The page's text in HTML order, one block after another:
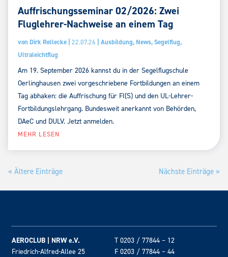
Auffrischungsseminar 02/2026: Zwei
Fluglehrer-Nachweise an einem Tag
von Dirk Rellecke 22.07.26 Ausbildung, News,Segelflug,
Ultraleichtflug
Am 19. September 2026 kannst du in der Segelflugschule
Oerlinghausen zwei vorgeschriebene Fortbildungen an einem
Tag abhaken: die Auffrischung für FI(S) und den UL-Lehrer-
Fortbildungslehrgang. Bundesweit anerkannt von Behörden,
DAeC und DULV. Jetzt anmelden.
MEHR LESEN
« Ältere Einträge Nächste Einträge »
AEROCLUB | NRW e.V.
Friedrich-Alfred-Allee 25
T 0203 / 77844 – 12
F 0203 / 77844 – 44